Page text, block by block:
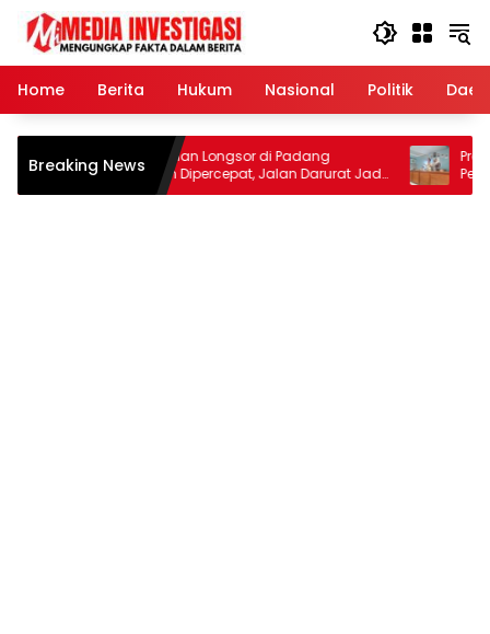
Langsung
konten
Home
Berita Hukum Nasional Politik
Breaking News
Penanganan Longsor di Padang
Pariaman Dipercepat, Jalan Darurat Jadi
Prioritas
Profesor
Pelatihan